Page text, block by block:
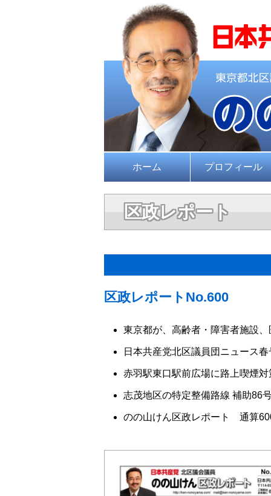
ホーム プロフィール
区政レポート
区政レポートNo.600
東京都が、高齢者・障害者施設
日本共産党北区議員団ニュース
赤羽駅東口駅前広場に路上喫煙
志茂地区の特定整備路線 補助
のの山けん区政レポート 通算